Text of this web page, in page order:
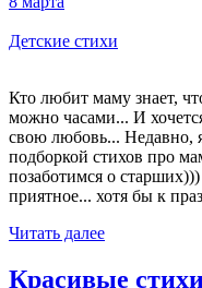
Детские стихи
Кто любит маму знает,
можно часами... И
свою любовь... Недавно,
подборкой стихов про
позаботимся о
приятное... хотя бы к
Читать далее
Красивые